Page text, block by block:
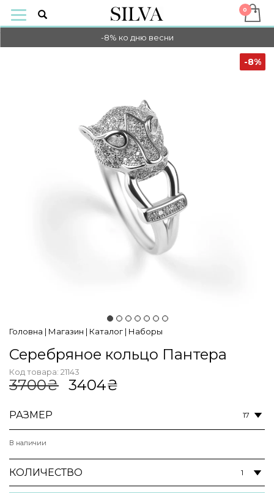
-10% на оплату онлайн
-8% ко дню весни
-8%
Головна | Магазин | Каталог | Наборы
Серебряное кольцо Пантера
Код товара: 21143
3700₴ Первоначальная
3700₴.
3404₴
РАЗМЕР
В наличии
КОЛИЧЕСТВО